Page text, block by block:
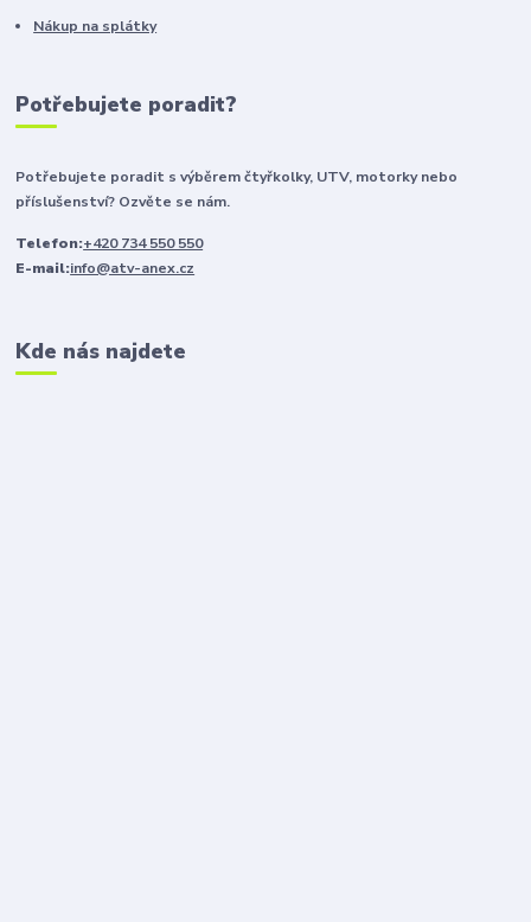
Nákup na splátky
Potřebujete poradit?
Potřebujete poradit s výběrem čtyřkolky, UTV, motorky nebo
příslušenství? Ozvěte se nám.
Telefon:+420 734 550 550
E-mail:info@atv-anex.cz
Kde nás najdete